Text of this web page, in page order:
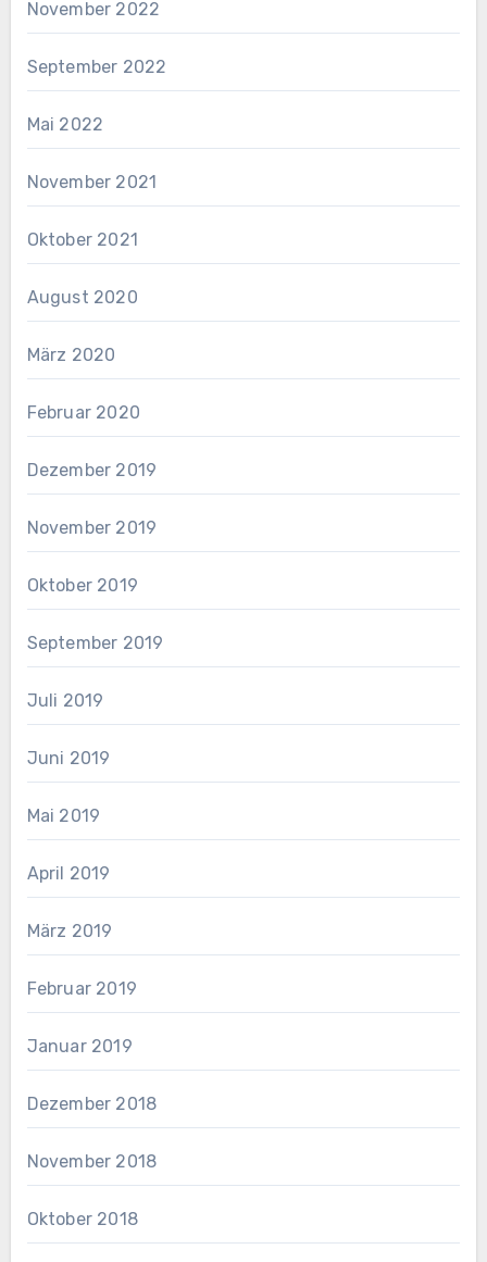
November 2022
September 2022
Mai 2022
November 2021
Oktober 2021
August 2020
März 2020
Februar 2020
Dezember 2019
November 2019
Oktober 2019
September 2019
Juli 2019
Juni 2019
Mai 2019
April 2019
März 2019
Februar 2019
Januar 2019
Dezember 2018
November 2018
Oktober 2018